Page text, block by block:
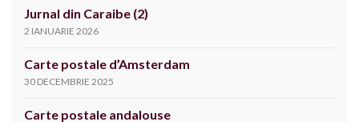
Jurnal din Caraibe (2)
2 IANUARIE 2026
Carte postale d’Amsterdam
30 DECEMBRIE 2025
Carte postale andalouse